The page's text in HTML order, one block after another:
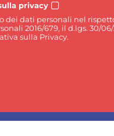
privacy
dei dati personali nel
2016/679, il d.lgs. 30/
sulla Privacy.